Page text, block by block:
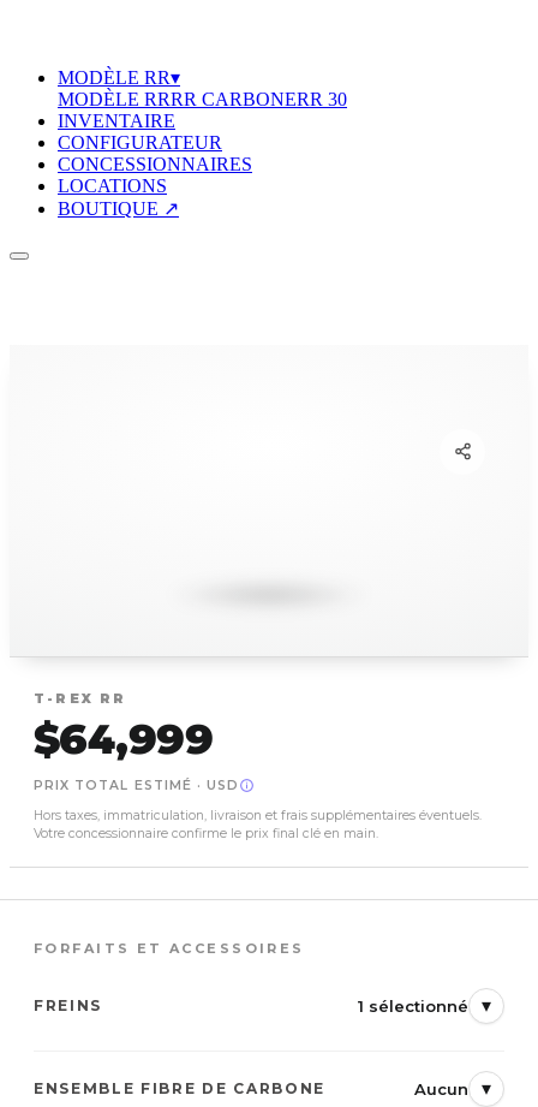
MODÈLE RR▾
MODÈLE RRRR CARBONERR 30
INVENTAIRE
CONFIGURATEUR
CONCESSIONNAIRES
LOCATIONS
BOUTIQUE ↗
T-REX RR
$64,999
PRIX TOTAL ESTIMÉ · USD
Hors taxes, immatriculation, livraison et frais supplémentaires éventuels.
Votre concessionnaire confirme le prix final clé en main.
FORFAITS ET ACCESSOIRES
FREINS 1 sélectionné ▾
ENSEMBLE FIBRE DE CARBONE Aucun ▾